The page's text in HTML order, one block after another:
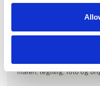
og er et galleri for
nye talenter såvel som
Galleriet deltager hvert år
og præsenterer en bred
maleri, tegning, foto og